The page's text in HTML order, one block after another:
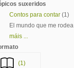
suxeridos
Contos para contar (1)
El mundo que me rodea
máis ...
(1)